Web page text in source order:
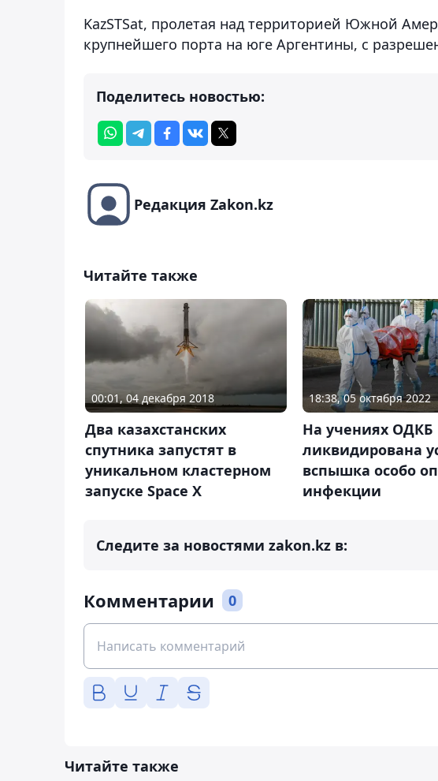
KazSTSat, пролетая над территорией Южной
крупнейшего порта на юге Аргентины, с
Поделитесь новостью:
Редакция Zakon.kz
Читайте также
00:01, 04 декабря 2018
Два казахстанских
спутника запустят в
уникальном кластерном
запуске Space X
18:38, 05 октября 2022
На учениях ОДКБ
ликвидирована
вспышка особо
инфекции
Следите за новостями zakon.kz в:
Комментарии 0
Читайте также